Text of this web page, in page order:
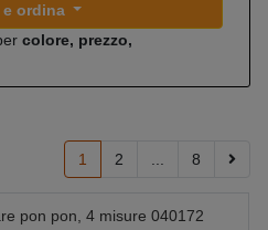
e ordina
colore, prezzo,
1 2 8
pon pon, 4 misure 040172